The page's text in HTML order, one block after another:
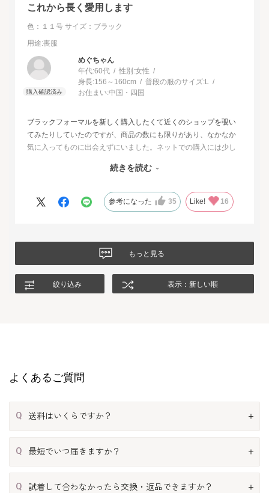
これから長く愛用します
色：１１号 サイズ：ブラック
用途:喪服
めぐちゃん
年代:60代 性別:女性
身長:156～160cm 普段の服のサイズ:L
お住まい:中国・四国
ブラックフォーマルを新しく購入したくて近くのショップを覗い
てみたりしていたのですが、商品の数にも限りがあり、なかなか
気に入ってものに出会えずにいました。ネットでの購入には少し
することが出来ました。最初に注文したものはイメージと違って
は、生地もデザインも大満足、これから長く自信をもって着用し
続きを読む
参考になった 35 Like! 16
もっと見る
絞り込み 表示：新しい順
よくあるご質問
Q 送料はいくらですか？
Q 最短でいつ届きますか？
Q 試着して合わなかったら交換・返品できますか？